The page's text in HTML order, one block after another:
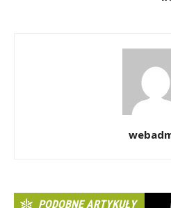
PODOBNE ARTYKUŁY